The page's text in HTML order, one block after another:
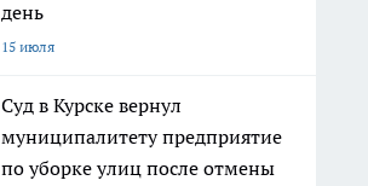
день
15 июля
Суд в Курске вернул
муниципалитету предприятие
по уборке улиц после отмены